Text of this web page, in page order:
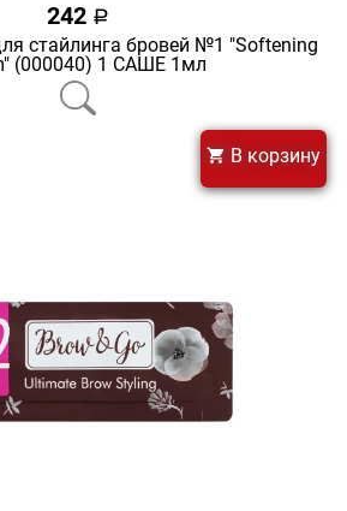
242 a
стайлинга бровей №1 "Softening
(000040) 1 САШЕ 1мл
В корзину